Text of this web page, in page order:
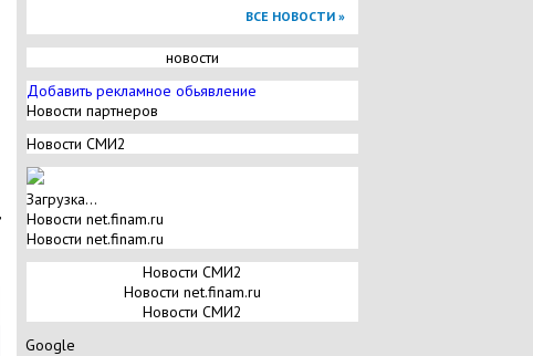
ВСЕ НОВОСТИ »
новости
Добавить рекламное обьявление
Новости партнеров
Новости СМИ2
Загрузка...
Новости net.finam.ru
Новости net.finam.ru
Новости СМИ2
Новости net.finam.ru
Новости СМИ2
Google